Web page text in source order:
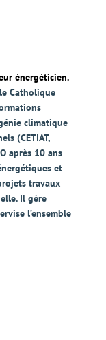
énergéticien.
Catholique
climatique
(CETIAT,
après 10 ans
et
travaux
Il gère
l’ensemble